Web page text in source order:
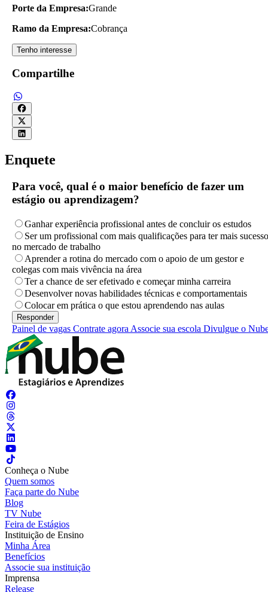
Porte da Empresa:Grande
Ramo da Empresa:Cobrança
Tenho interesse
Compartilhe
Enquete
Para você, qual é o maior benefício de fazer um
estágio ou aprendizagem?
Ganhar experiência profissional antes de concluir os estudos
Ser um profissional com mais qualificações para ter mais sucesso
no mercado de trabalho
Aprender a rotina do mercado com o apoio de um gestor e
colegas com mais vivência na área
Ter a chance de ser efetivado e começar minha carreira
Desenvolver novas habilidades técnicas e comportamentais
Colocar em prática o que estou aprendendo nas aulas
Painel de vagas Contrate agora Associe sua escola Divulgue o
Conheça o Nube
Quem somos
Faça parte do Nube
Blog
TV Nube
Feira de Estágios
Instituição de Ensino
Minha Área
Benefícios
Associe sua instituição
Imprensa
Release